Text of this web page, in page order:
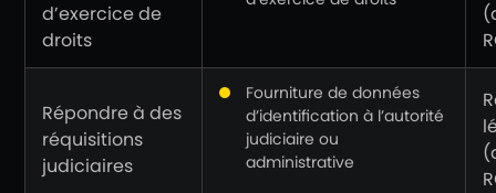
d’exercice de
droits
Répondre à des
réquisitions
judiciaires
Fourniture de données
d’identification à l’autorité
judiciaire ou
administrative